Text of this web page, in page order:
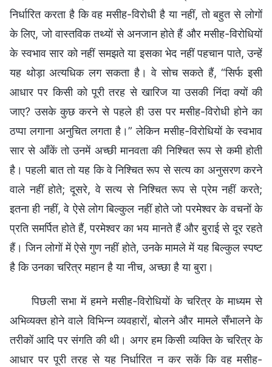
निर्धारित करता है कि वह मसीह-विरोधी है या नहीं, तो बहुत से लोगों
के लिए, जो वास्तविक तथ्यों से अनजान होते हैं और मसीह-विरोधियों
के स्वभाव सार को नहीं समझते या इसका भेद नहीं पहचान पाते, उन्हें
यह थोड़ा अत्यधिक लग सकता है। वे सोच सकते हैं, “सिर्फ इसी
आधार पर किसी को पूरी तरह से खारिज या उसकी निंदा क्यों की
जाए? उसके कुछ करने से पहले ही उस पर मसीह-विरोधी होने का
ठप्पा लगाना अनुचित लगता है।” लेकिन मसीह-विरोधियों के स्वभाव
सार से आँकें तो उनमें अच्छी मानवता की निश्चित रूप से कमी होती
है। पहली बात तो यह कि वे निश्चित रूप से सत्य का अनुसरण करने
वाले नहीं होते; दूसरे, वे सत्य से निश्चित रूप से प्रेम नहीं करते;
इतना ही नहीं, वे ऐसे लोग बिल्कुल नहीं होते जो परमेश्वर के वचनों के
प्रति समर्पित होते हैं, परमेश्वर का भय मानते हैं और बुराई से दूर रहते
हैं। जिन लोगों में ऐसे गुण नहीं होते, उनके मामले में यह बिल्कुल स्पष्ट
है कि उनका चरित्र महान है या नीच, अच्छा है या बुरा।
पिछली सभा में हमने मसीह-विरोधियों के चरित्र के माध्यम से
अभिव्यक्त होने वाले विभिन्न व्यवहारों, बोलने और मामले सँभालने के
तरीकों आदि पर संगति की थी। अगर हम किसी व्यक्ति के चरित्र के
आधार पर पूरी तरह से यह निर्धारित न कर सकें कि वह मसीह-